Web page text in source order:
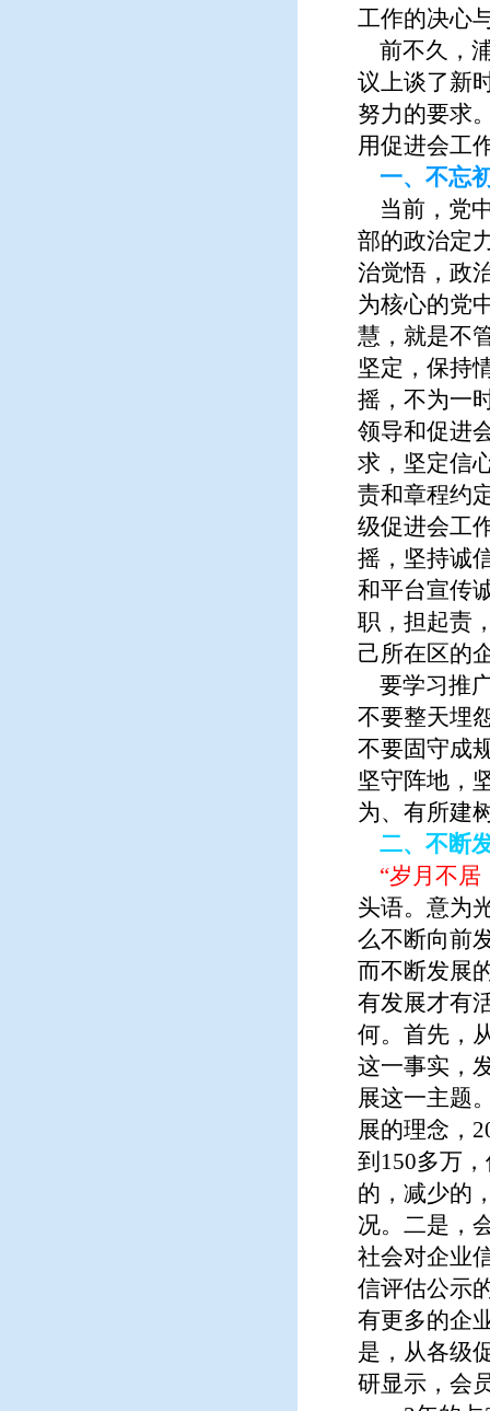
工作的决心
前不久，
议上谈了新
努力的要求
用促进会工
一、不忘
当前，党
部的政治定
治觉悟，政
为核心的党
慧，就是不
坚定，保持
摇，不为一
领导和促进
求，坚定信
责和章程约
级促进会工
摇，坚持诚
和平台宣传
职，担起责
己所在区的
要学习推
不要整天埋
不要固守成
坚守阵地，
为、有所建
二、不断
“岁月不居
头语。意为
么不断向前
而不断发展
有发展才有
何。首先，
这一事实，
展这一主题
展的理念，
到150多万
的，减少的
况。二是，
社会对企业
信评估公示
有更多的企
是，从各级
研显示，会